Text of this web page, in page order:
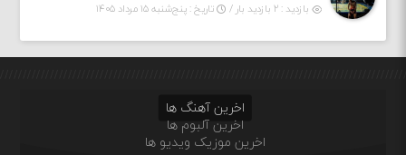
بازدید : ۲ بازدید بار / تاریخ : پنج‌شنبه ۱۵ مرداد ۱۴۰۵
اخرین آهنگ ها
اخرین آلبوم ها
اخرین موزیک ویدیو ها